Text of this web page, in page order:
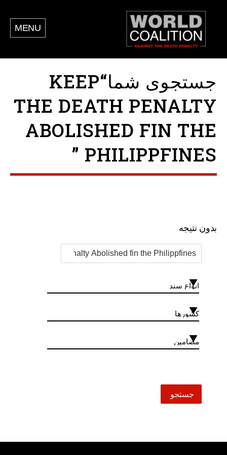
MENU
جستجوی شما“KEEP
THE DEATH PENALTY
ABOLISHED FIN THE
PHILIPPFINES ”
بدون نتیجه